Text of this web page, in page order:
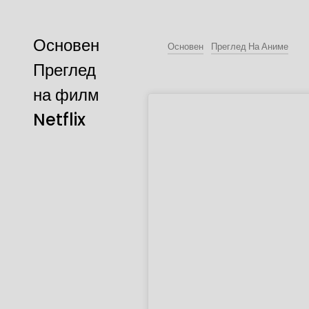
Основен
Преглед
на филм
Netflix
Основен Преглед На Аниме